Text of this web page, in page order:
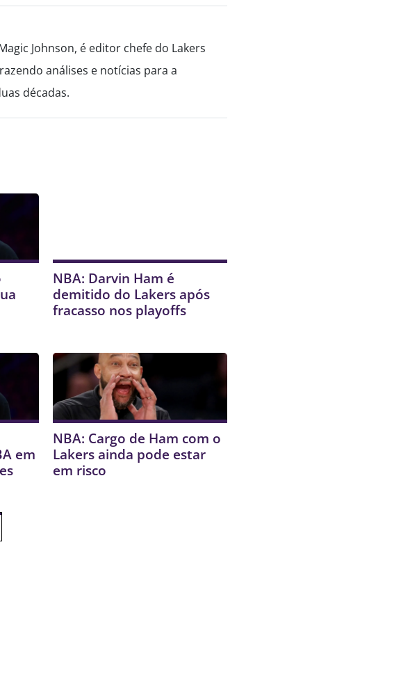
Johnson, é editor chefe do Lakers
análises e notícias para a
décadas.
NBA: Darvin Ham é
demitido do Lakers após
fracasso nos playoffs
em
NBA: Cargo de Ham com o
Lakers ainda pode estar
em risco